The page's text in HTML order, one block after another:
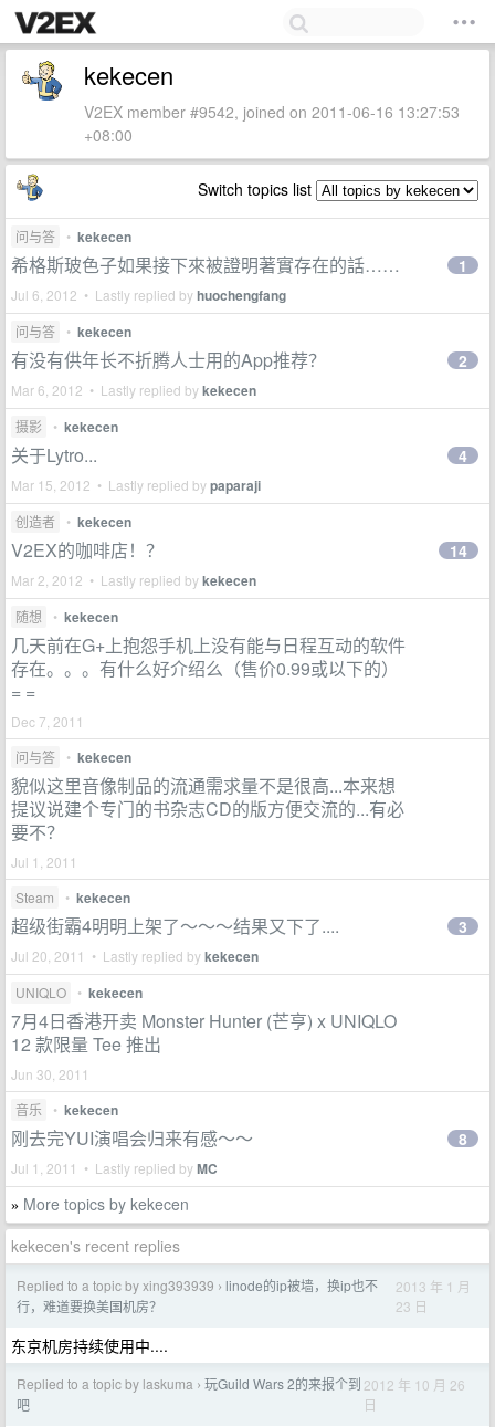
kekecen
V2EX member #9542, joined on 2011-06-16 13:27:53
+08:00
Switch topics list
问与答 • kekecen
希格斯玻色子如果接下來被證明著實存在的話……
Jul 6, 2012 • Lastly replied byhuochengfang
1
问与答 • kekecen
有没有供年长不折腾人士用的App推荐？
Mar 6, 2012 • Lastly replied bykekecen
2
摄影 • kekecen
关于Lytro...
Mar 15, 2012 • Lastly replied bypaparaji
4
创造者 • kekecen
V2EX的咖啡店！？
Mar 2, 2012 • Lastly replied bykekecen
14
随想 • kekecen
几天前在G+上抱怨手机上没有能与日程互动的软件
存在。。。有什么好介绍么（售价0.99或以下的）
= =
Dec 7, 2011
问与答
• kekecen
貌似这里音像制品的流通需求量不是很高...本来想
提议说建个专门的书杂志CD的版方便交流的...有必
要不？
Jul 1, 2011
Steam
• kekecen
超级街霸4明明上架了～～～结果又下了....
Jul 20, 2011 • Lastly replied bykekecen
3
UNIQLO • kekecen
7月4日香港开卖 Monster Hunter (芒亨) x UNIQLO
12 款限量 Tee 推出
Jun 30, 2011
音乐
• kekecen
刚去完YUI演唱会归来有感～～
Jul 1, 2011 • Lastly replied byMC
8
» More topics by kekecen
kekecen's recent replies
Replied to a topic by xing393939 › linode的ip被墙，换ip也不
行，难道要换美国机房？
2013 年 1 月
23 日
东京机房持续使用中....
Replied to a topic by laskuma › 玩Guild Wars 2的来报个到
吧
2012 年 10 月 26
日